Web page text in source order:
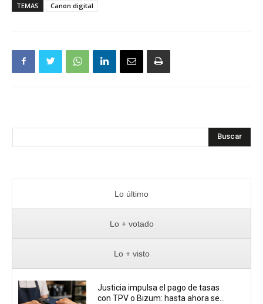
TEMAS Canon digital
Buscar
Lo último
Lo + votado
Lo + visto
Justicia impulsa el pago de tasas
con TPV o Bizum: hasta ahora se...